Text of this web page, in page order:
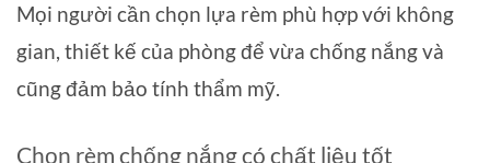
Mọi người cần chọn lựa rèm phù hợp với không
gian, thiết kế của phòng để vừa chống nắng và
cũng đảm bảo tính thẩm mỹ.
Chọn rèm chống nắng có chất liệu tốt